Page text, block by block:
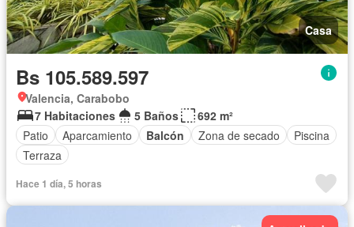
Casa
Bs 105.589.597
Valencia, Carabobo
7 Habitaciones
5 Baños
692 m²
Patio
Aparcamiento Balcón Zona de secado
Piscina
Terraza
Hace 1 día, 5 horas